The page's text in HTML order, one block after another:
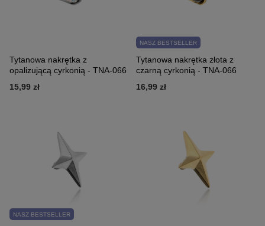
Tytanowa nakrętka z
opalizującą cyrkonią - TNA-066
15,99 zł
NASZ BESTSELLER
Tytanowa nakrętka złota z
czarną cyrkonią - TNA-066
16,99 zł
NASZ BESTSELLER